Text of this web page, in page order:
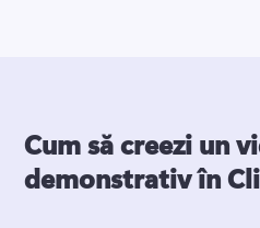
Cum să creezi un
demonstrativ în